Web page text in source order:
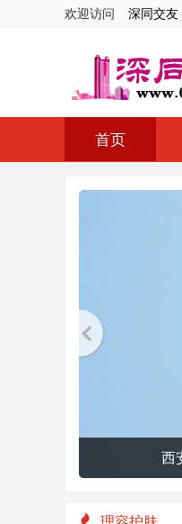
欢迎访问 深同交友
首页